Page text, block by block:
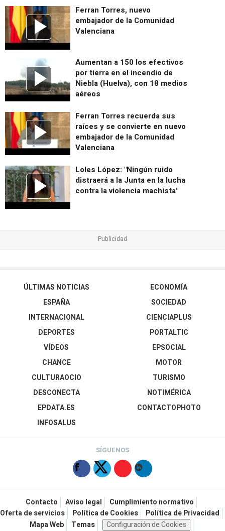
Ferran Torres, nuevo
embajador de la Comunidad
Valenciana
Aumentan a 150 los efectivos
por tierra en el incendio de
Niebla (Huelva), con 18 medios
aéreos
Ferran Torres recuerda sus
raíces y se convierte en nuevo
embajador de la Comunidad
Valenciana
Loles López: "Ningún ruido
distraerá a la Junta en la lucha
contra la violencia machista"
ÚLTIMAS NOTICIAS
ESPAÑA
INTERNACIONAL
DEPORTES
VÍDEOS
ECONOMÍA
SOCIEDAD
CIENCIAPLUS
PORTALTIC
EPSOCIAL
CHANCE
CULTURAOCIO
DESCONECTA
EPDATA.ES
INFOSALUS
MOTOR
TURISMO
NOTIMÉRICA
CONTACTOPHOTO
SÍGUENOS
Contacto Aviso legal
Cumplimiento normativo
Oferta de servicios
Política de Cookies
Política de Privacidad
Mapa Web
Temas
Configuración de Cookies